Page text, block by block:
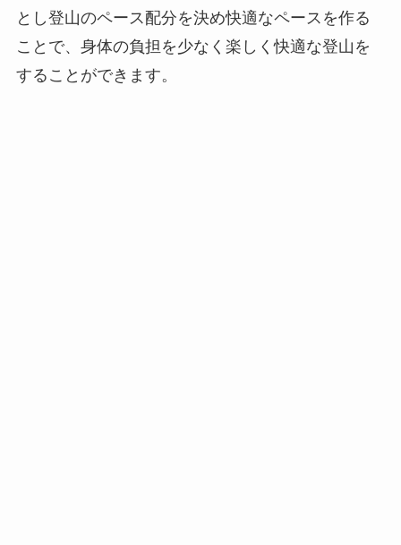
とし登山のペース配分を決め快適なペースを作る
ことで、身体の負担を少なく楽しく快適な登山を
することができます。